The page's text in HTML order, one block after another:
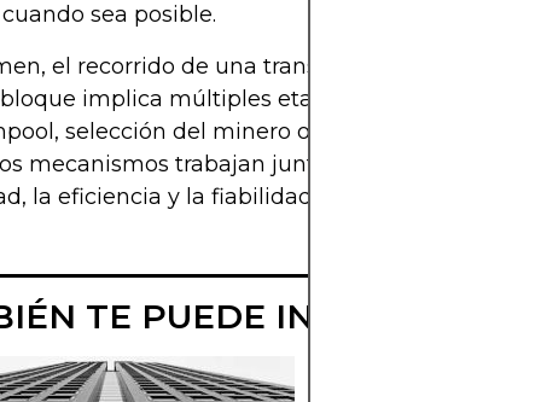
sea posible.
el recorrido de una transacción desde la
implica múltiples etapas: validación,
selección del minero o validador y
mecanismos trabajan juntos para garantizar la
la eficiencia y la fiabilidad de las redes
TE PUEDE INTERESAR